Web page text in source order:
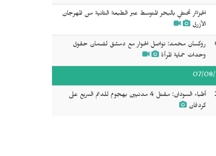
الجزائر تحتفي بالبحر المتوسط عبر الطبعة الثانية من المهرجان
الأزرق
روكسان محمد: نواصل الحوار مع دمشق لضمان حقوق
وحدات حماية المرأة
07/
أطباء السودان: مقتل 4 مدنيين بهجوم للدعم السريع على
كردفان